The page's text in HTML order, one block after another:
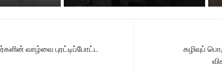
கழிவுப்
வாழ்வை புரட்டிப்போட்ட